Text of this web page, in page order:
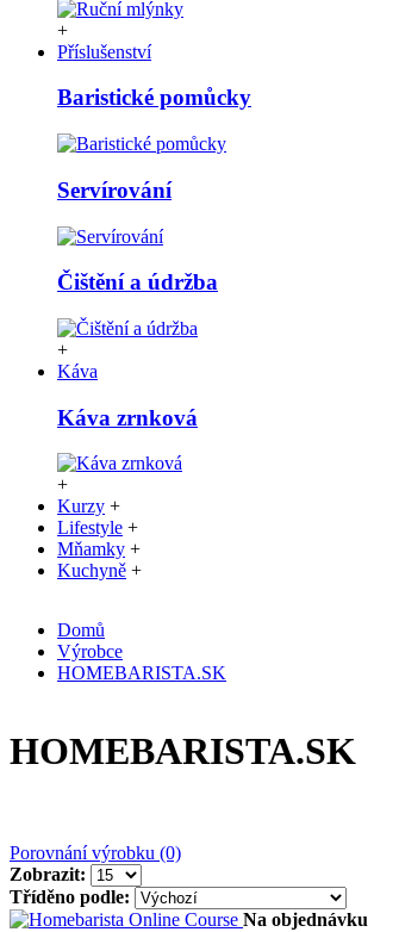
+
Příslušenství
Baristické pomůcky
Servírování
Čištění a údržba
+
Káva
Káva zrnková
+
Kurzy +
Lifestyle +
Mňamky +
Kuchyně +
Domů
Výrobce
HOMEBARISTA.SK
HOMEBARISTA.SK
Porovnání výrobku (0)
Zobrazit:
Tříděno podle:
Na objednávku